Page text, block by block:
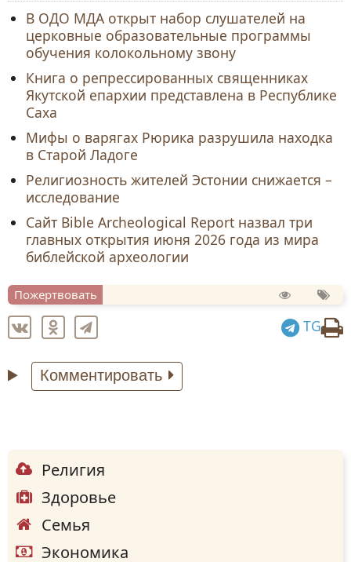
В ОДО МДА открыт набор слушателей на
церковные образовательные программы
обучения колокольному звону
Книга о репрессированных священниках
Якутской епархии представлена в Республике
Саха
Мифы о варягах Рюрика разрушила находка
в Старой Ладоге
Религиозность жителей Эстонии снижается –
исследование
Сайт Bible Archeological Report назвал три
главных открытия июня 2026 года из мира
библейской археологии
Пожертвовать
TG
Комментировать
Религия
Здоровье
Семья
Экономика